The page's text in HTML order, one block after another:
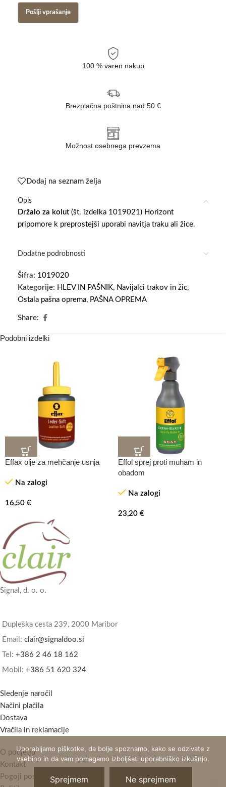
100 % varen nakup
Brezplačna poštnina nad 50 €
Možnost osebnega prevzema
Dodaj na seznam želja
Opis
Držalo za kolut(št. izdelka 1019021) Horizont
pripomore k preprostejši uporabi navitja traku ali žice.
Dodatne podrobnosti
Šifra: 1019020
Kategorije: HLEV IN PAŠNIK, Navijalci trakov in žic,
Ostala pašna oprema, PAŠNA OPREMA
Share:
Podobni izdelki
Effax olje za mehčanje usnja
Na zalogi
16,50 €
Effol sprej proti muham in
obadom
Na zalogi
23,20 €
Signal, d. o. o.
Dupleška cesta 239, 2000 Maribor
Email: clair@signaldoo.si
Tel: +386 2 46 18 162
Mobil: +386 51 620 324
Sledenje naročil
Načini plačila
Dostava
Vračila in reklamacije
O podjetju
Kontakt
Pogoji poslovanja
Uporabljamo piškotke, da bolje spoznamo, kako se odzivate z
vsebino in da vam pomagamo izboljšati uporabniško izkušnjo.
Sprejmem Ne sprejmem